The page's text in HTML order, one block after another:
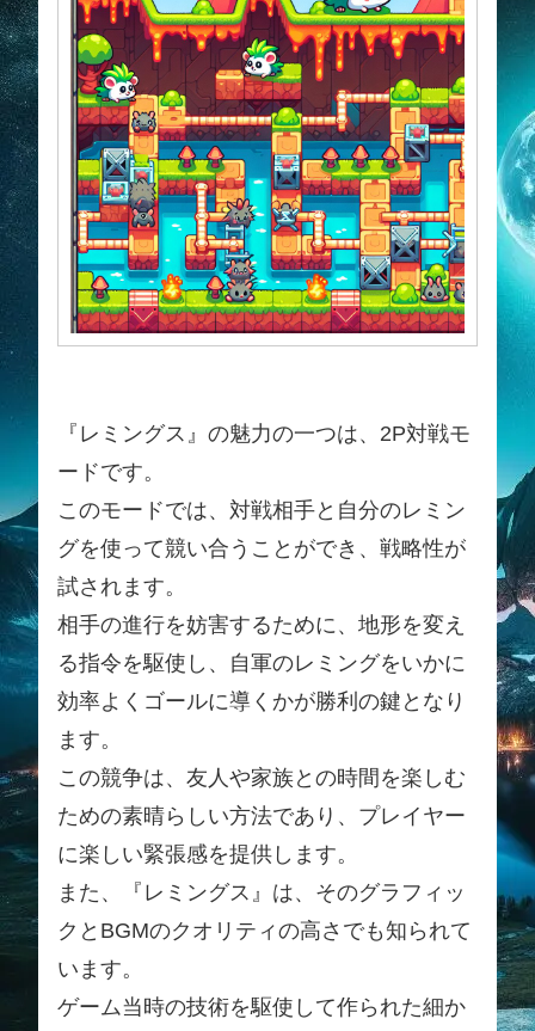
『レミングス』の魅力の一つは、2P対戦モ
ードです。
このモードでは、対戦相手と自分のレミン
グを使って競い合うことができ、戦略性が
試されます。
相手の進行を妨害するために、地形を変え
る指令を駆使し、自軍のレミングをいかに
効率よくゴールに導くかが勝利の鍵となり
ます。
この競争は、友人や家族との時間を楽しむ
ための素晴らしい方法であり、プレイヤー
に楽しい緊張感を提供します。
また、『レミングス』は、そのグラフィッ
クとBGMのクオリティの高さでも知られて
います。
ゲーム当時の技術を駆使して作られた細か